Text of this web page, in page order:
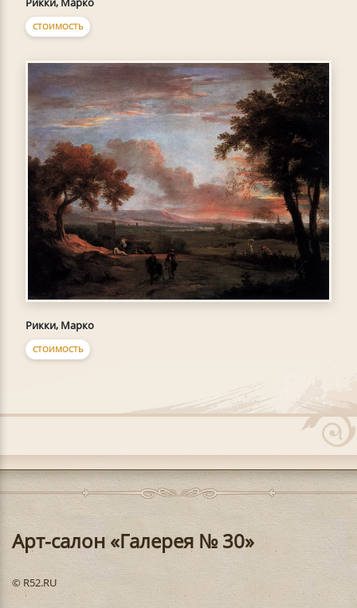
СТОИМОСТЬ
Рикки, Марко
СТОИМОСТЬ
Арт-салон «Галерея № 30»
© R52.RU